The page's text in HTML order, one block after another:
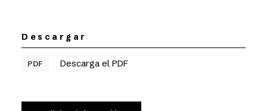
Descargar
PDF Descarga el PDF